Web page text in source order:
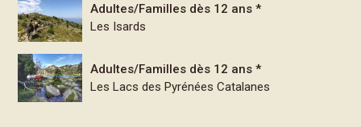
Adultes/Familles dès 12 ans *
Les Isards
Adultes/Familles dès 12 ans *
Les Lacs des Pyrénées Catalanes